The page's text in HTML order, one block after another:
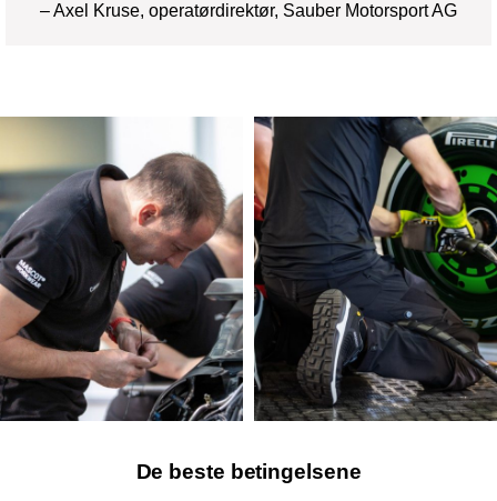
– Axel Kruse, operatørdirektør, Sauber Motorsport AG
De beste betingelsene